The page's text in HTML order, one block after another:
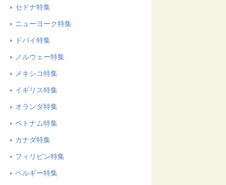
セドナ特集
ニューヨーク特集
ドバイ特集
ノルウェー特集
メキシコ特集
イギリス特集
オランダ特集
ベトナム特集
カナダ特集
フィリピン特集
ベルギー特集